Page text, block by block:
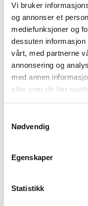
Vi bruker
og annonser et
mediefunksjoner og
dessuten
vårt, med partnerne
annonsering og
med annen
eller som de har
tjenestene deres.
Nødvendig
Egenskaper
Statistikk
Passer med